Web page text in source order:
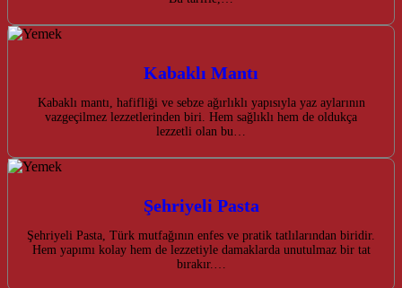
Kabaklı Mantı
Kabaklı mantı, hafifliği ve sebze ağırlıklı yapısıyla yaz aylarının
vazgeçilmez lezzetlerinden biri. Hem sağlıklı hem de oldukça
lezzetli olan bu…
Şehriyeli Pasta
Şehriyeli Pasta, Türk mutfağının enfes ve pratik tatlılarından biridir.
Hem yapımı kolay hem de lezzetiyle damaklarda unutulmaz bir tat
bırakır.…